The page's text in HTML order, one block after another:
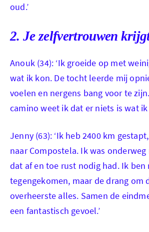
oud.’
Jenny en haar ezel in
2. Je zelfvertrouwen
Anouk (34): ‘Ik groeide op met
wat ik kon. De tocht leerde mij
voelen en nergens bang voor te
camino weet ik dat er niets is wat ik
Jenny (63): ‘Ik heb 2400 km
naar Compostela. Ik was
dat af en toe rust nodig had. Ik ben
tegengekomen, maar de drang om
overheerste alles. Samen de
een fantastisch gevoel.’